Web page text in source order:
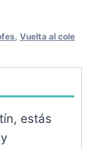
, Vuelta al cole
estás